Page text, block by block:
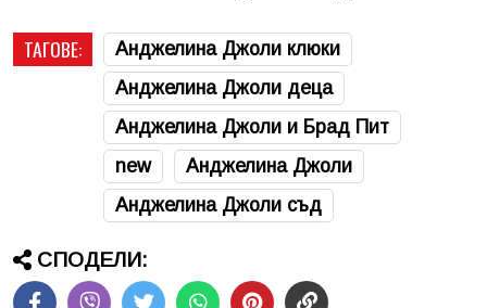
ТАГОВЕ:
Анджелина Джоли клюки
Анджелина Джоли деца
Анджелина Джоли и Брад Пит
new
Анджелина Джоли
Анджелина Джоли съд
СПОДЕЛИ: